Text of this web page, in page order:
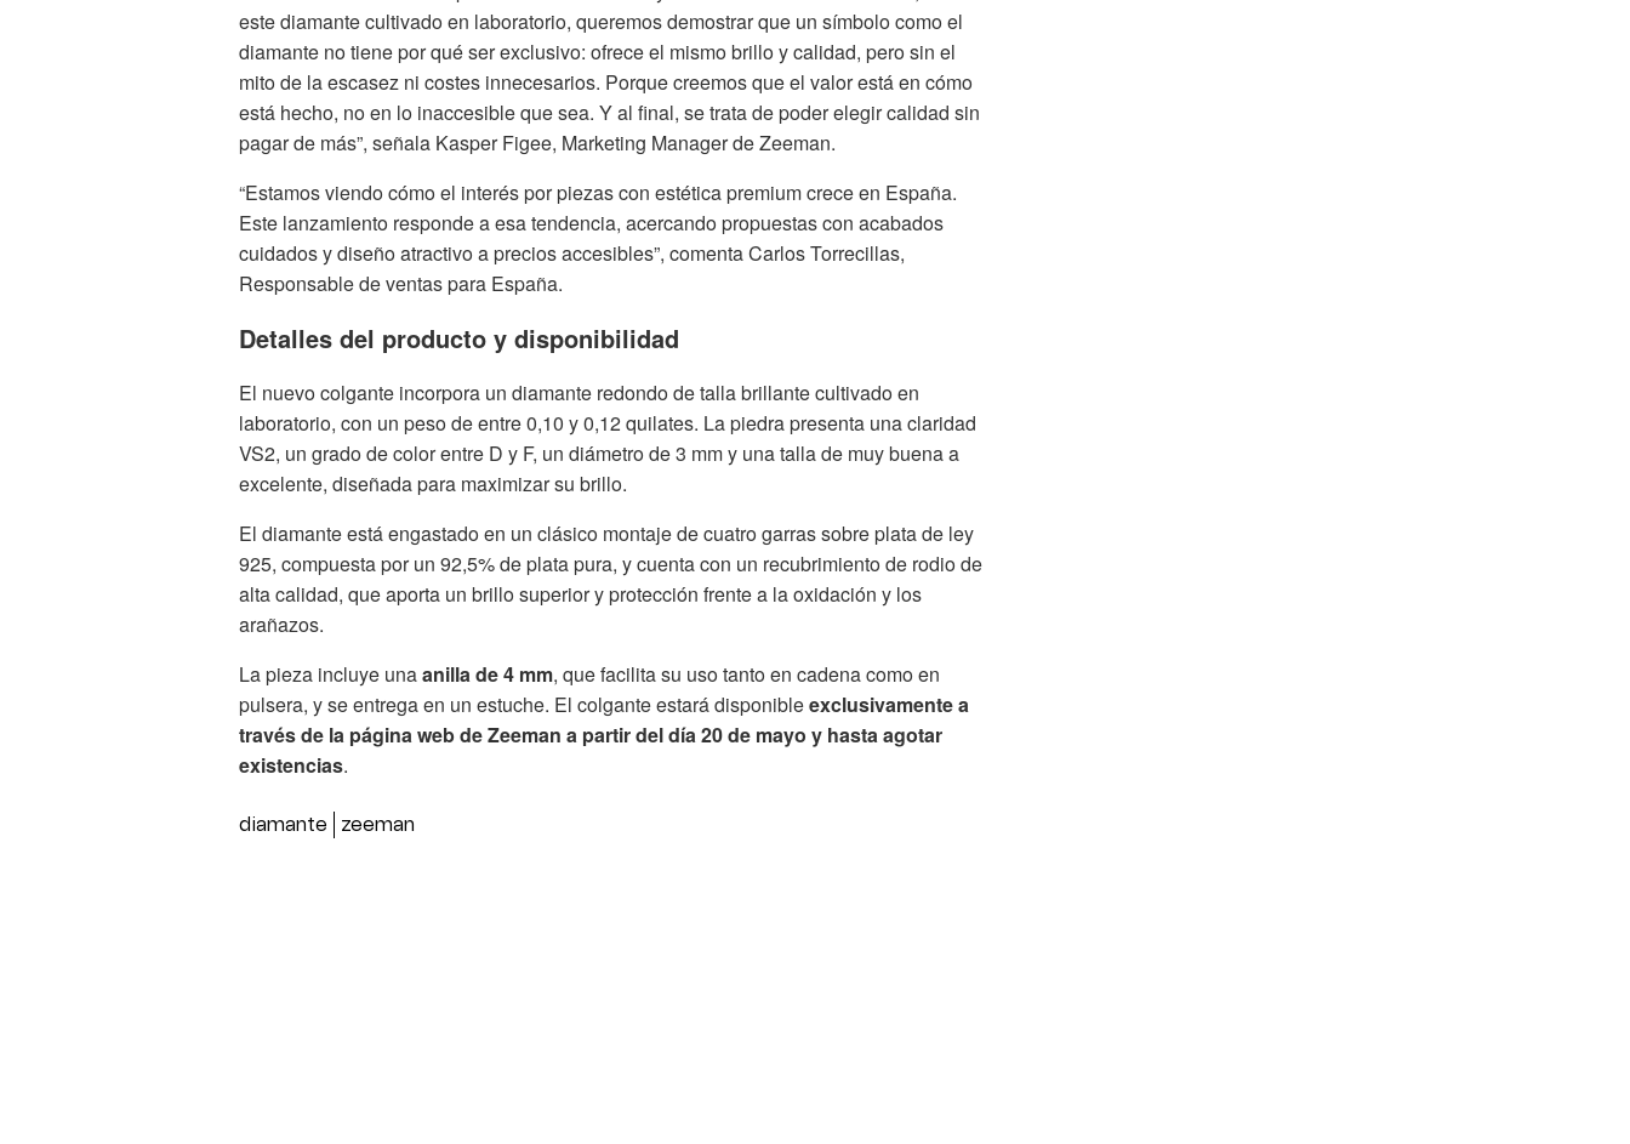
este diamante cultivado en laboratorio, queremos demostrar que un símbolo como el
diamante no tiene por qué ser exclusivo: ofrece el mismo brillo y calidad, pero sin el
mito de la escasez ni costes innecesarios. Porque creemos que el valor está en cómo
está hecho, no en lo inaccesible que sea. Y al final, se trata de poder elegir calidad sin
pagar de más”, señala Kasper Figee, Marketing Manager de Zeeman.
“Estamos viendo cómo el interés por piezas con estética premium crece en España.
Este lanzamiento responde a esa tendencia, acercando propuestas con acabados
cuidados y diseño atractivo a precios accesibles”, comenta Carlos Torrecillas,
Responsable de ventas para España.
Detalles del producto y disponibilidad
El nuevo colgante incorpora un diamante redondo de talla brillante cultivado en
laboratorio, con un peso de entre 0,10 y 0,12 quilates. La piedra presenta una claridad
VS2, un grado de color entre D y F, un diámetro de 3 mm y una talla de muy buena a
excelente, diseñada para maximizar su brillo.
El diamante está engastado en un clásico montaje de cuatro garras sobre plata de ley
925, compuesta por un 92,5% de plata pura, y cuenta con un recubrimiento de rodio de
alta calidad, que aporta un brillo superior y protección frente a la oxidación y los
arañazos.
La pieza incluye unaanilla de 4 mm, que facilita su uso tanto en cadena como en
pulsera, y se entrega en un estuche. El colgante estará disponibleexclusivamente a
través de la página web de Zeeman a partir del día 20 de mayo y hasta agotar
existencias.
diamante zeeman